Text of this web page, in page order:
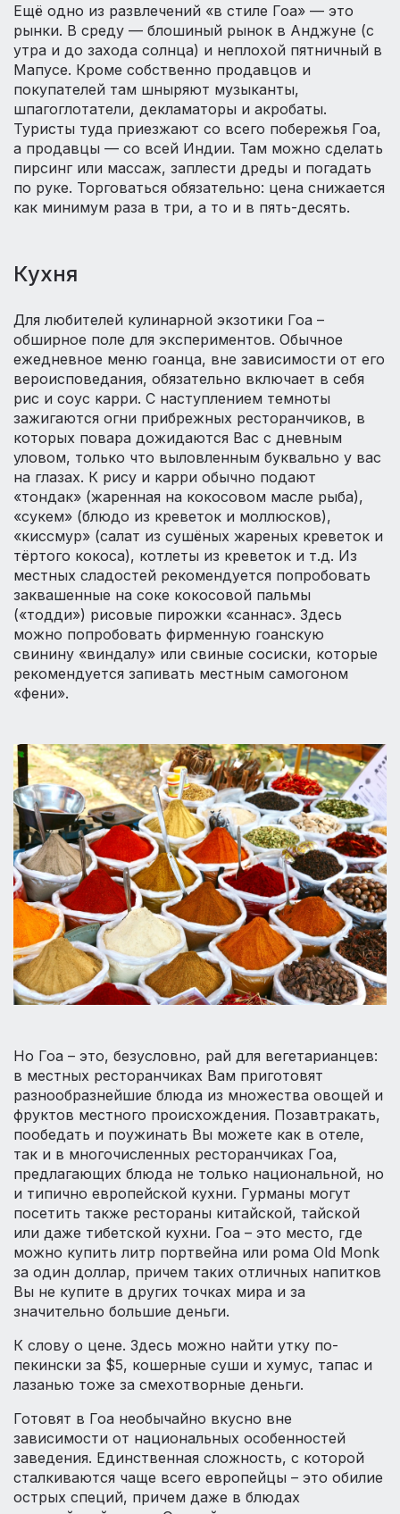
Ещё одно из развлечений «в стиле Гоа» — это
рынки. В среду — блошиный рынок в Анджуне (с
утра и до захода солнца) и неплохой пятничный в
Мапусе. Кроме собственно продавцов и
покупателей там шныряют музыканты,
шпагоглотатели, декламаторы и акробаты.
Туристы туда приезжают со всего побережья Гоа,
а продавцы — со всей Индии. Там можно сделать
пирсинг или массаж, заплести дреды и погадать
по руке. Торговаться обязательно: цена снижается
как минимум раза в три, а то и в пять-десять.
Кухня
Для любителей кулинарной экзотики Гоа –
обширное поле для экспериментов. Обычное
ежедневное меню гоанца, вне зависимости от его
вероисповедания, обязательно включает в себя
рис и соус карри. С наступлением темноты
зажигаются огни прибрежных ресторанчиков, в
которых повара дожидаются Вас с дневным
уловом, только что выловленным буквально у вас
на глазах. К рису и карри обычно подают
«тондак» (жаренная на кокосовом масле рыба),
«сукем» (блюдо из креветок и моллюсков),
«киссмур» (салат из сушёных жареных креветок и
тёртого кокоса), котлеты из креветок и т.д. Из
местных сладостей рекомендуется попробовать
заквашенные на соке кокосовой пальмы
(«тодди») рисовые пирожки «саннас». Здесь
можно попробовать фирменную гоанскую
свинину «виндалу» или свиные сосиски, которые
рекомендуется запивать местным самогоном
«фени».
Но Гоа – это, безусловно, рай для вегетарианцев:
в местных ресторанчиках Вам приготовят
разнообразнейшие блюда из множества овощей и
фруктов местного происхождения. Позавтракать,
пообедать и поужинать Вы можете как в отеле,
так и в многочисленных ресторанчиках Гоа,
предлагающих блюда не только национальной, но
и типично европейской кухни. Гурманы могут
посетить также рестораны китайской, тайской
или даже тибетской кухни. Гоа – это место, где
можно купить литр портвейна или рома Old Monk
за один доллар, причем таких отличных напитков
Вы не купите в других точках мира и за
значительно большие деньги.
К слову о цене. Здесь можно найти утку по-
пекински за $5, кошерные суши и хумус, тапас и
лазанью тоже за смехотворные деньги.
Готовят в Гоа необычайно вкусно вне
зависимости от национальных особенностей
заведения. Единственная сложность, с которой
сталкиваются чаще всего европейцы – это обилие
острых специй, причем даже в блюдах